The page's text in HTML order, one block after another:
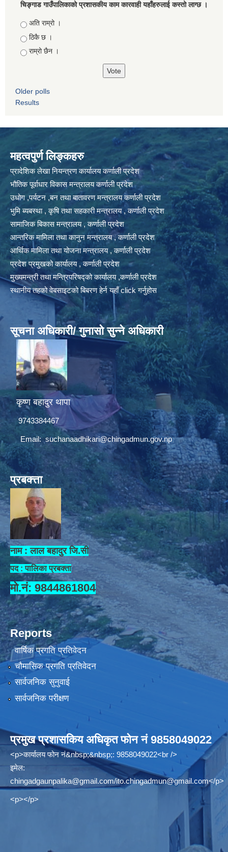
चिङ्गाड गाउँपालिकाको प्रशासकीय काम कारवाही यहाँहरुलाई कस्तो लाग्छ ।
Choices
अति राम्रो ।
ठिकै छ ।
राम्रो छैन ।
Older polls
Results
महत्वपुर्ण लिङ्कहरु
प्रादेशिक लेखा नियन्त्रण कार्यालय कर्णाली प्रदेश
भौतिक पूर्वाधार विकास मन्त्रालय कर्णाली प्रदेश
उधोग ,पर्यटन ,बन तथा बातावरण मन्त्रालय कर्णाली प्रदेश
भुमि ब्यबस्था , कृषि तथा सहकारी मन्त्रालय , कर्णाली प्रदेश
सामाजिक बिकास मन्त्रालय , कर्णाली प्रदेश
आन्तरिक मामिला तथा कानुन मन्त्रालय , कर्णाली प्रदेश
आर्थिक मामिला तथा योजना मन्त्रालय , कर्णाली प्रदेश
प्रदेश प्रमुखको कार्यालय , कर्णाली प्रदेश
मुख्यमन्त्री तथा मन्त्रिपरिषद्को कार्यालय ,कर्णाली प्रदेश
स्थानीय तहको वेबसाइटको बिबरण हेर्न यहाँ click गर्नुहोस
सूचना अधिकारी/ गुनासो सुन्ने अधिकारी
कृष्ण बहादुर थापा
9743384467
Email:suchanaadhikari@chingadmun.gov.np
प्रबक्त्ता
नाम : लाल बहादुर जि.सी
पद : पालिका प्रबक्ता
मो.नं: 9844861804
Reports
वार्षिक प्रगति प्रतिवेदन
चौमासिक प्रगति प्रतिवेदन
सार्वजनिक सुनुवाई
सार्वजनिक परीक्षण
प्रमुख प्रशासकिय अधिकृत फोन नं 9858049022
<p>कार्यालय फोन नं&nbsp;&nbsp;: 9858049022<br />
इमेल:
chingadgaunpalika@gmail.com/ito.chingadmun@gmail.com</p>
<p></p>